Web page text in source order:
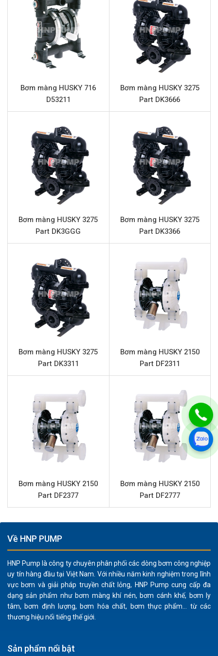
Thông số kỹ thuật HUSKY 515 Part
D51311
Tên sản phẩm
Bơm màng HUSKY 515 Part D51311
HUSKY 515 Part D51311
Loại bơm
Bơm màng khí nén
Thương hiệu
Lưu lượng tối đa
Áp lực tối đa
Đường cấp khí
1/4” (Kết nối ren)
Đầu hút và đẩy
1/2” VÀ 3/4” (Kết nối ren)
Chất liệu phần trung tâm
Nhựa Polypropylene
Chất liệu màng
PTFE (Teflon)
Chất liệu màng Backup
Polyurethane
Chất liệu đế bi
Chất rắn qua bơm tối đa
Đặc điểm nổi bật HUSKY 515 Part
Bơm màng HUSKY515 Part D51311 được thiết kế để
đáp ứng các yêu cầu khắt khe trong nhiều ngành công
nghiệp khác nhau, mang lại hiệu quả vượt trội thông qua
các đặc điểm nổi bật sau:
Khả năng chống ăn mòn vượt trội:Thân bơm bằng
Acetal kết hợp với màng PTFE (Teflon), bi PTFE và đế
bi Inox 316 giúp bơm chống chịu tốt với nhiều loại hóa
chất, dung môi ăn mòn.
Hoạt động an toàn trong môi trường dễ cháy nổ:Là
điện, loại bỏ nguy cơ phát sinh tia lửa điện, đảm bảo
an toàn tối đa khi bơm các chất dễ cháy.
7 Bar, bơm đáp ứng tốt nhu cầu chuyển chất lỏng
trong các quy trình sản xuất vừa và nhỏ.
Vận chuyển chất lỏng chứa hạt rắn:Khả năng xử lý
chất rắn có kích thước lên đến 2.5mm giúp bơm
màng HUSKY 515 linh hoạt trong việc bơm bùn, keo
hoặc các dung dịch có cặn.
Thiết kế bền bỉ, dễ bảo trì:Các vật liệu cao cấp và
cấu trúc chắc chắn đảm bảo tuổi thọ lâu dài và giảm
Ứng dụng sản phẩm HUSKY 515 Part
Bơm màng HUSKY 716
D53211
Bơm màng HUSKY 3275
Part DK3666
Bơm màng HUSKY 3275
Part DK3GGG
Bơm màng HUSKY 3275
Part DK3366
Bơm màng HUSKY 3275
Part DK3311
Bơm màng HUSKY 2150
Part DF2311
Bơm màng HUSKY 2150
Part DF2377
Bơm màng HUSKY 2150
Part DF2777
Về HNP PUMP
HNP Pump là công ty chuyên phân phối các dòng bơm công nghiệp
uy tín hàng đầu tại Việt Nam. Với nhiều năm kinh nghiệm trong lĩnh
vực bơm và giải pháp truyền chất lỏng, HNP Pump cung cấp đa
dạng sản phẩm như bơm màng khí nén, bơm cánh khế, bơm ly
tâm, bơm định lượng, bơm hóa chất, bơm thực phẩm... từ các
thương hiệu nổi tiếng thế giới.
Sản phẩm nổi bật